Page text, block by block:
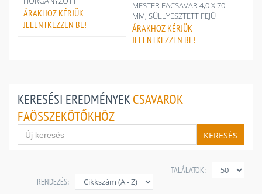
ÁRAKHOZ KÉRJÜK
JELENTKEZZEN BE!
MESTER FACSAVAR 4,0 X 70
MM, SÜLLYESZTETT FEJŰ
ÁRAKHOZ KÉRJÜK
JELENTKEZZEN BE!
KERESÉSI EREDMÉNYEKCSAVAROK
FAÖSSZEKÖTŐKHÖZ
KERESÉS
TALÁLATOK:
RENDEZÉS: